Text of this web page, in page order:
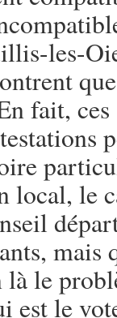
les-
que
fait,
local, le
mais
le
est le